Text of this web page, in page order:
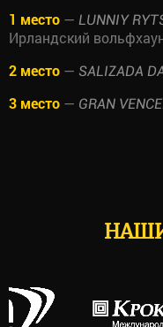
1 место — LUNNIY
Ирландский
2 место — SALIZADA
3 место — GRAN